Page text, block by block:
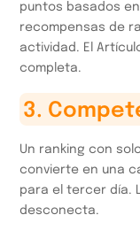
puntos basados
recompensas de
actividad. El
completa.
3.
Un ranking con
convierte en una
para el tercer día.
desconecta.